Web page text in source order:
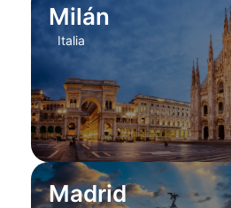
Milán
Italia
Madrid